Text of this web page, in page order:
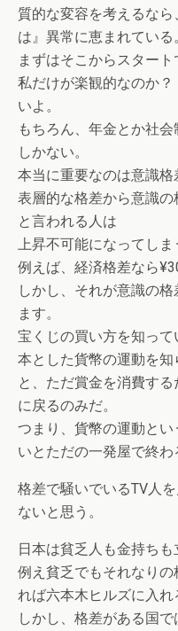
質的な変容を考えるな
は』異常に恵まれている
まずはそこからスタート
私だけが楽観的なのか
いよ。
もちろん、年金とか社
しかない。
本当に重要なのは意識格
表層的な格差から意識
と言われる人は
上昇不可能になってしま
例えば、経済格差なら
しかし、それが意識の
ます。
宝くじの買い方を知っ
本とした貨幣の運動を知
と、ただ賞金を消費す
に戻るのみだ。
つまり、貨幣の運動と
いとただの一発屋で終わ
格差で騒いでいるTV人
ないと思う。
日本は貧乏人も金持ちも
例え貧乏でもそれなり
れば六本木ヒルズに入れ
しかし、格差がある国